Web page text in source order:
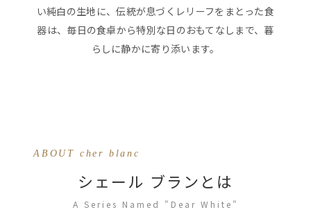
い純白の生地に、伝統が息づくレリーフをまとった食
器は、毎日の食卓から特別な日のおもてなしまで、暮
らしに静かに寄り添います。
ABOUT cher blanc
シェール ブランとは
A Series Named "Dear White"